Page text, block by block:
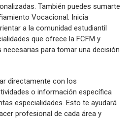
También puedes sumarte
Vocacional: Inicia
a la comunidad estudiantil
que ofrece la FCFM y
para tomar una decisión
directamente con los
o información específica
especialidades. Esto te ayudará
profesional de cada área y